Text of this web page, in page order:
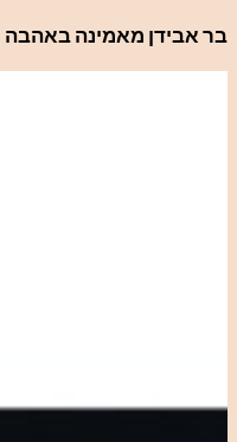
לדלג
בר אבידן מאמינה באהבה